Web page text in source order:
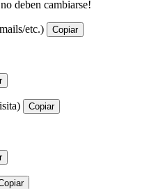
deben cambiarse!
etc.) Copiar
Copiar